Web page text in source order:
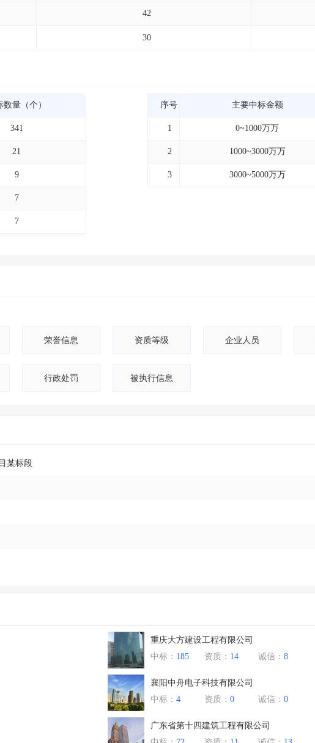
42
30
数量（个）
341
21
9
7
7
序号 主要中标金额
1 0~1000万万
2 1000~3000万万
3 3000~5000万万
荣誉信息 资质等级 企业人员
行政处罚 被执行信息
某标段
重庆大方建设工程有限公司
中标： 185 资质： 14 诚信： 8
襄阳中舟电子科技有限公司
中标： 4 资质： 0 诚信： 0
广东省第十四建筑工程有限公司